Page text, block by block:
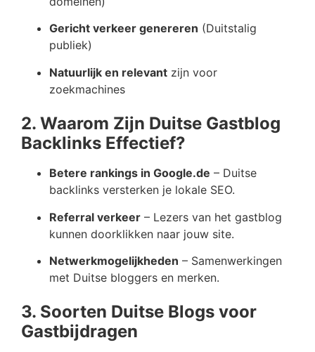
Gericht verkeer genereren (Duitstalig
publiek)
Natuurlijk en relevant zijn voor
zoekmachines
2. Waarom Zijn Duitse Gastblog
Backlinks Effectief?
Betere rankings in Google.de – Duitse
backlinks versterken je lokale SEO.
Referral verkeer – Lezers van het gastblog
kunnen doorklikken naar jouw site.
Netwerkmogelijkheden – Samenwerkingen
met Duitse bloggers en merken.
3. Soorten Duitse Blogs voor
Gastbijdragen